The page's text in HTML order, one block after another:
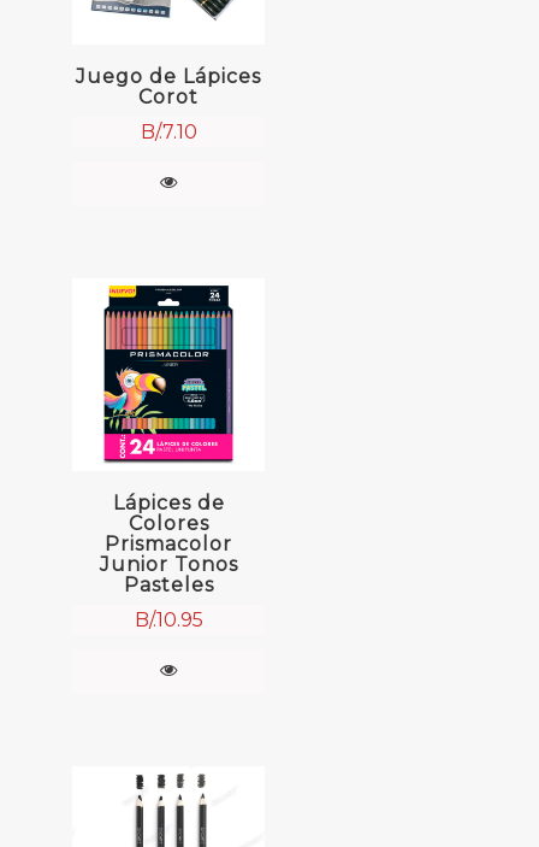
Juego de Lápices
Corot
B/.7.10
Lápices de
Colores
Prismacolor
Junior Tonos
Pasteles
B/.10.95